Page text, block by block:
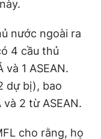
nước ngoài ra
4 cầu thủ
1 ASEAN.
dự bị), bao
2 từ ASEAN.
cho rằng, họ